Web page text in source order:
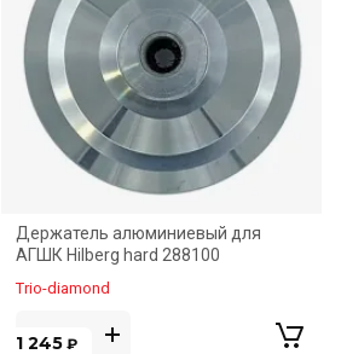
Держатель алюминиевый для
АГШК Hilberg hard 288100
Trio-diamond
1 245 ₽